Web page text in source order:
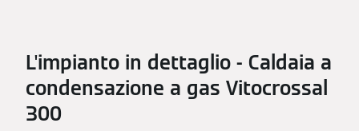
L'impianto in dettaglio - Caldaia a
condensazione a gas Vitocrossal
300